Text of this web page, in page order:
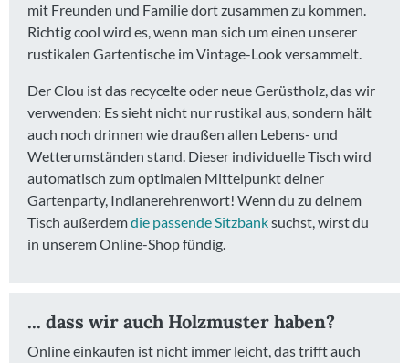
mit Freunden und Familie dort zusammen zu kommen.
Richtig cool wird es, wenn man sich um einen unserer
rustikalen Gartentische im Vintage-Look versammelt.
Der Clou ist das recycelte oder neue Gerüstholz, das wir
verwenden: Es sieht nicht nur rustikal aus, sondern hält
auch noch drinnen wie draußen allen Lebens- und
Wetterumständen stand. Dieser individuelle Tisch wird
automatisch zum optimalen Mittelpunkt deiner
Gartenparty, Indianerehrenwort! Wenn du zu deinem
Tisch außerdemdie passende Sitzbanksuchst, wirst du
in unserem Online-Shop fündig.
... dass wir auch Holzmuster haben?
Online einkaufen ist nicht immer leicht, das trifft auch